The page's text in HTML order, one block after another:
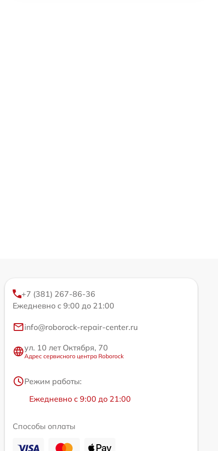
+7 (381) 267-86-36
Ежедневно с 9:00 до 21:00
info@roborock-repair-center.ru
ул. 10 лет Октября, 70
Адрес сервисного центра Roborock
Режим работы:
Ежедневно с 9:00 до 21:00
Способы оплаты